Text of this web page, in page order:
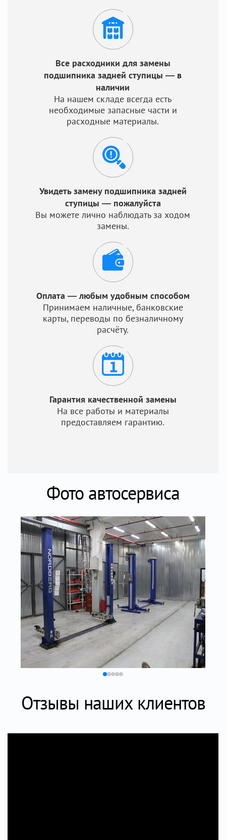
Все расходники для замены
подшипника задней ступицы — в
наличии
На нашем складе всегда есть
необходимые запасные части и
расходные материалы.
Увидеть замену подшипника задней
ступицы — пожалуйста
Вы можете лично наблюдать за ходом
замены.
Оплата — любым удобным способом
Принимаем наличные, банковские
карты, переводы по безналичному
расчёту.
Гарантия качественной замены
На все работы и материалы
предоставляем гарантию.
Фото автосервиса
Отзывы наших клиентов